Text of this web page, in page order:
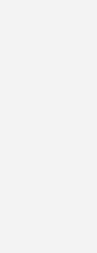
– 20 %
von der Erholung
ging in die